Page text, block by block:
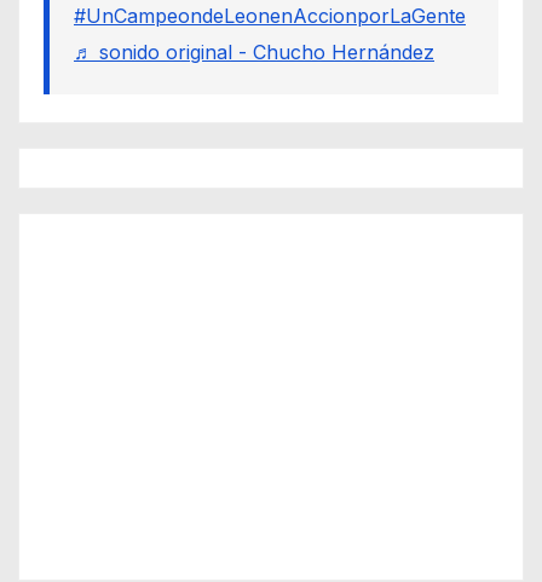
#UnCampeondeLeonenAccionporLaGente
♬ sonido original - Chucho Hernández